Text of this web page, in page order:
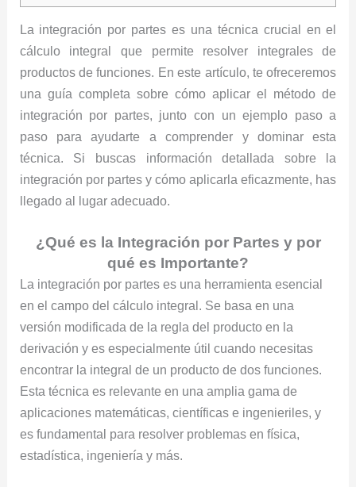
La integración por partes es una técnica crucial en el
cálculo integral que permite resolver integrales de
productos de funciones. En este artículo, te ofreceremos
una guía completa sobre cómo aplicar el método de
integración por partes, junto con un ejemplo paso a
paso para ayudarte a comprender y dominar esta
técnica. Si buscas información detallada sobre la
integración por partes y cómo aplicarla eficazmente, has
llegado al lugar adecuado.
¿Qué es la Integración por Partes y por
qué es Importante?
La integración por partes es una herramienta esencial
en el campo del cálculo integral. Se basa en una
versión modificada de la regla del producto en la
derivación y es especialmente útil cuando necesitas
encontrar la integral de un producto de dos funciones.
Esta técnica es relevante en una amplia gama de
aplicaciones matemáticas, científicas e ingenieriles, y
es fundamental para resolver problemas en física,
estadística, ingeniería y más.